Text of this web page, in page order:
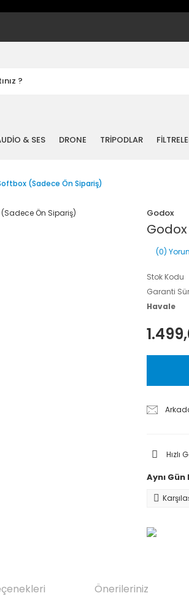
& SES DRONE TRİPODLAR
(Sadece Ön Sipariş)
Godox
(0)
Stok Kodu
Garanti
Havale
Hızlı
Aynı
Önerileriniz